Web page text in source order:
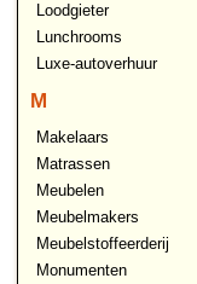
Loodgieter
Lunchrooms
Luxe-autoverhuur
M
Makelaars
Matrassen
Meubelen
Meubelmakers
Meubelstoffeerderij
Monumenten